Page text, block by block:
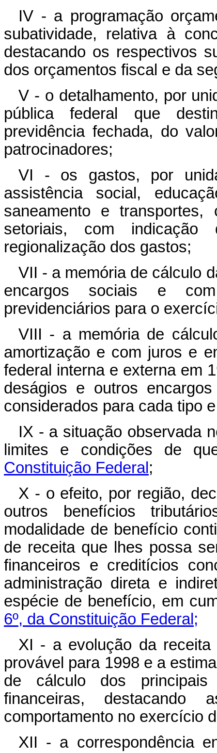
IV - a programação
subatividade, relativa à
destacando os respectivos
dos orçamentos fiscal e da
V - o detalhamento, por
pública federal que
previdência fechada, do
patrocinadores;
VI - os gastos, por
assistência social,
saneamento e transportes,
setoriais, com
regionalização dos gastos;
VII - a memória de cálculo
encargos sociais e
previdenciários para o
VIII - a memória de
amortização e com juros e
federal interna e externa em
deságios e outros
considerados para cada tipo
IX - a situação observada
limites e condições de
Constituição Federal ;
X - o efeito, por região,
outros benefícios
modalidade de benefício
de receita que lhes possa
financeiros e creditícios
administração direta e
espécie de benefício, em
6º, da Constituição Federal;
XI - a evolução da
provável para 1998 e a
de cálculo dos
financeiras,
comportamento no exercício
XII - a correspondência